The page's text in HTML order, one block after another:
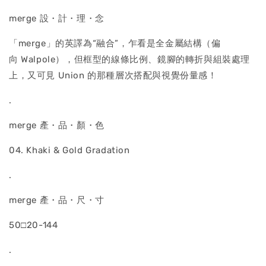
merge 設・計・理・念
「merge」的英譯為“融合”，乍看是全金屬結構（偏
向 Walpole），但框型的線條比例、鏡腳的轉折與組裝處理
上，又可見 Union 的那種層次搭配與視覺份量感！
.
merge 產・品・顏・色
04. Khaki & Gold Gradation
.
merge 產・品・尺・寸
50□20-144
.